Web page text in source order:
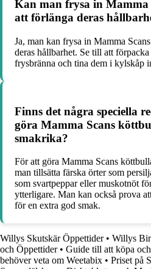
Kan man frysa in
att förlänga deras
Ja, man kan frysa in Mamma
deras hållbarhet. Se till att
frysbränna och tina dem i kylskåp
Finns det några speciella
göra Mamma Scans
smakrika?
För att göra Mamma Scans
man tillsätta färska örter som
som svartpeppar eller muskotnöt
ytterligare. Man kan också prova
för en extra god smak.
Willys Skutskär Öppettider• Willys
och Öppettider• Guide till att köpa
behöver veta om Weetabix • Priset på